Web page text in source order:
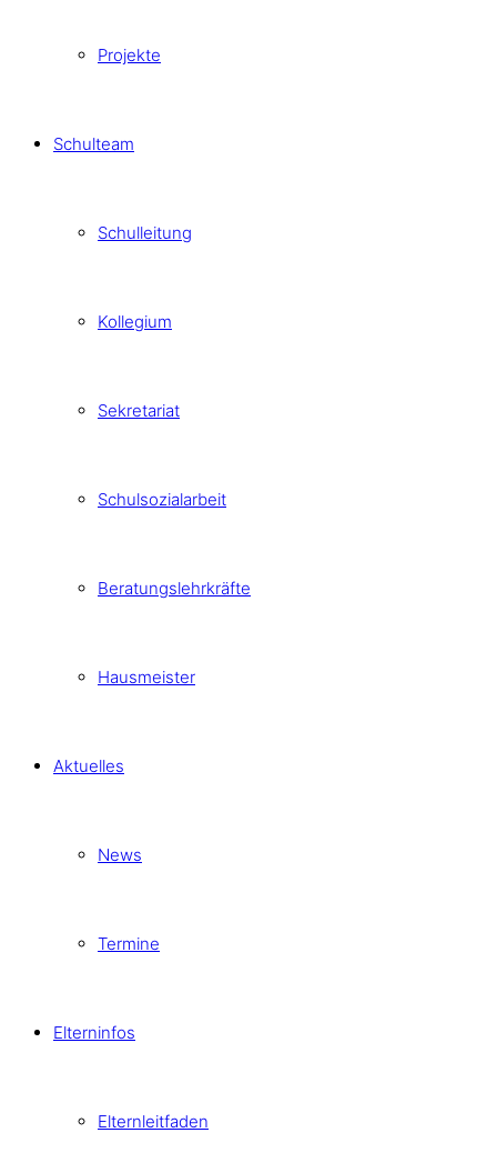
Projekte
Schulteam
Schulleitung
Kollegium
Sekretariat
Schulsozialarbeit
Beratungslehrkräfte
Hausmeister
Aktuelles
News
Termine
Elterninfos
Elternleitfaden